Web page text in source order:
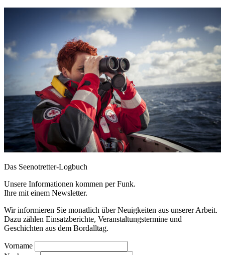
Das Seenotretter-Logbuch
Unsere Informationen kommen per Funk.
Ihre mit einem Newsletter.
Wir informieren Sie monatlich über Neuigkeiten aus unserer Arbeit.
Dazu zählen Einsatzberichte, Veranstaltungstermine und
Geschichten aus dem Bordalltag.
Vorname